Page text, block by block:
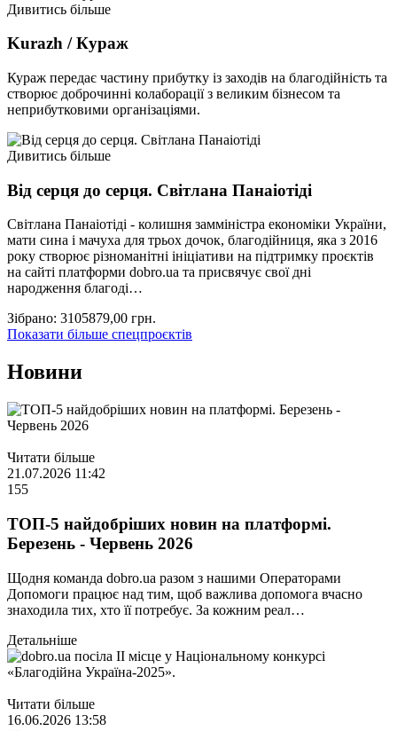
Дивитись більше
Kurazh / Кураж
Кураж передає частину прибутку із заходів на благодійність та
створює доброчинні колаборації з великим бізнесом та
неприбутковими організаціями.
Дивитись більше
Від серця до серця. Світлана Панаіотіді
Світлана Панаіотіді - колишня замміністра економіки України,
мати сина і мачуха для трьох дочок, благодійниця, яка з 2016
року створює різноманітні ініціативи на підтримку проєктів
на сайті платформи dobro.ua та присвячує свої дні
народження благоді…
Зібрано: 3105879,00 грн.
Показати більше спецпроєктів
Новини
Читати більше
21.07.2026 11:42
155
ТОП-5 найдобріших новин на платформі.
Березень - Червень 2026
Щодня команда dobro.ua разом з нашими Операторами
Допомоги працює над тим, щоб важлива допомога вчасно
знаходила тих, хто її потребує. За кожним реал…
Детальніше
Читати більше
16.06.2026 13:58